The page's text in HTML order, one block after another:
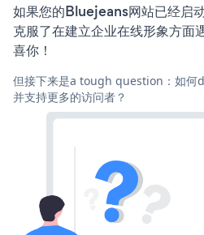
如果您的Bluejeans网站已经启
克服了在建立企业在线形象方面
喜你！
但接下来是a tough question：如何
并支持更多的访问者？